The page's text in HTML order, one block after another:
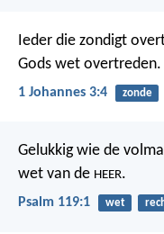
Ieder die zondigt
Gods wet overtreden.
1 Johannes 3:4 zonde
Gelukkig wie de
wet van de HEER.
Psalm 119:1 wet